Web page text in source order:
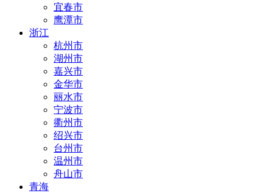
宜春市
鹰潭市
浙江
杭州市
湖州市
嘉兴市
金华市
丽水市
宁波市
衢州市
绍兴市
台州市
温州市
舟山市
青海